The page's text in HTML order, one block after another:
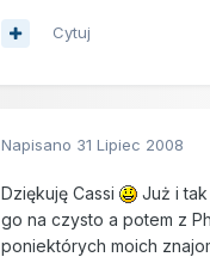
Cytuj
Napisano 31 Lipiec 2008
Dziękuję Cassi
Już i
go na czysto a potem z
poniektórych moich